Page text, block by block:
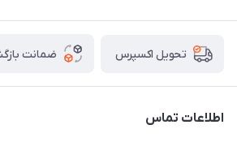
تحویل اکسپرس ضمانت
اطلاعات تماس